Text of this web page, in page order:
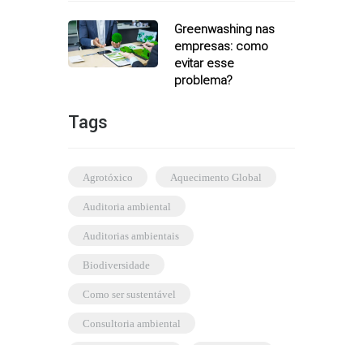
Greenwashing nas
empresas: como
evitar esse
problema?
Tags
agrotóxico Aquecimento Global
auditoria ambiental
auditorias ambientais
biodiversidade
como ser sustentável
consultoria ambiental